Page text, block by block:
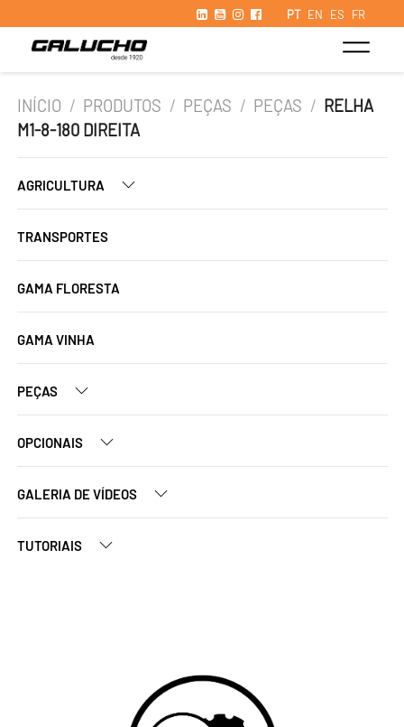
PT EN ES FR
INÍCIO / PRODUTOS / PEÇAS / PEÇAS / RELHA
M1-8-180 DIREITA
AGRICULTURA
TRANSPORTES
GAMA FLORESTA
GAMA VINHA
PEÇAS
OPCIONAIS
GALERIA DE VÍDEOS
TUTORIAIS